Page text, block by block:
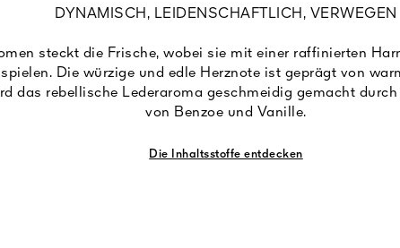
DYNAMISCH, LEIDENSCHAFTLICH, VERWEGEN
steckt die Frische, wobei sie mit einer raffinierten
Die würzige und edle Herznote ist geprägt von
das rebellische Lederaroma geschmeidig gemacht
von Benzoe und Vanille.
Die Inhaltsstoffe entdecken